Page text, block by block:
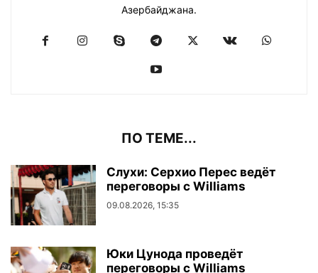
Азербайджана.
ПО ТЕМЕ...
Слухи: Серхио Перес ведёт
переговоры с Williams
09.08.2026, 15:35
Юки Цунода проведёт
переговоры с Williams